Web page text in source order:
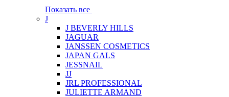
Показать все
J
J BEVERLY HILLS
JAGUAR
JANSSEN COSMETICS
JAPAN GALS
JESSNAIL
JJ
JRL PROFESSIONAL
JULIETTE ARMAND